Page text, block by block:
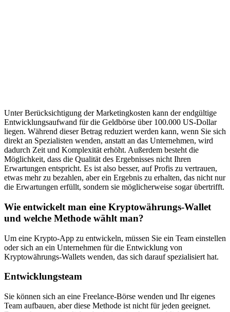
Unter Berücksichtigung der Marketingkosten kann der endgültige
Entwicklungsaufwand für die Geldbörse über 100.000 US-Dollar
liegen. Während dieser Betrag reduziert werden kann, wenn Sie sich
direkt an Spezialisten wenden, anstatt an das Unternehmen, wird
dadurch Zeit und Komplexität erhöht. Außerdem besteht die
Möglichkeit, dass die Qualität des Ergebnisses nicht Ihren
Erwartungen entspricht. Es ist also besser, auf Profis zu vertrauen,
etwas mehr zu bezahlen, aber ein Ergebnis zu erhalten, das nicht nur
die Erwartungen erfüllt, sondern sie möglicherweise sogar übertrifft.
Wie entwickelt man eine Kryptowährungs-Wallet
und welche Methode wählt man?
Um eine Krypto-App zu entwickeln, müssen Sie ein Team einstellen
oder sich an ein Unternehmen für die Entwicklung von
Kryptowährungs-Wallets wenden, das sich darauf spezialisiert hat.
Entwicklungsteam
Sie können sich an eine Freelance-Börse wenden und Ihr eigenes
Team aufbauen, aber diese Methode ist nicht für jeden geeignet.